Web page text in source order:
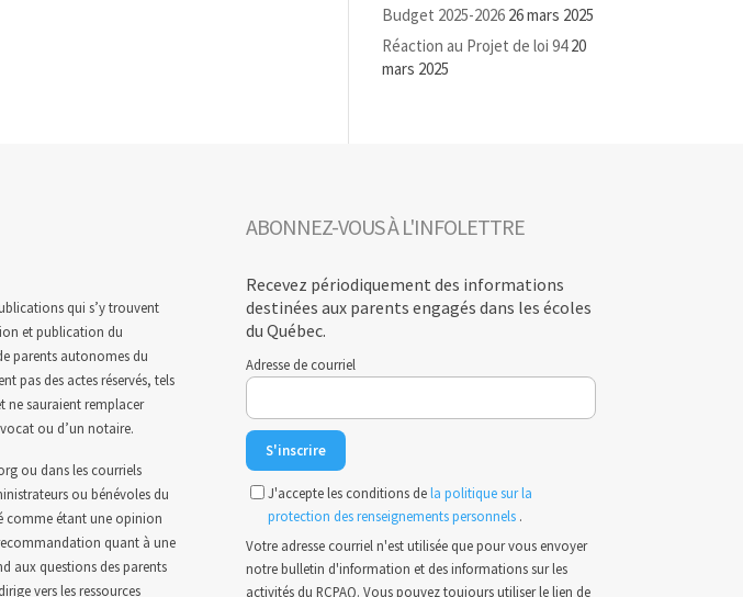
Budget 2025-2026 26 mars 2025
Réaction au Projet de loi 94 20
mars 2025
qui s’y trouvent
et publication du
parents autonomes du
pas des actes réservés, tels
ne sauraient remplacer
ou d’un notaire.
ou dans les courriels
ou bénévoles du
comme étant une opinion
quant à une
aux questions des parents
vers les ressources
ABONNEZ-VOUS À L'INFOLETTRE
Recevez périodiquement des informations
destinées aux parents engagés dans les écoles
du Québec.
Adresse de courriel
J'accepte les conditions dela politique sur la
protection des renseignements personnels .
Votre adresse courriel n'est utilisée que pour vous envoyer
notre bulletin d'information et des informations sur les
activités du RCPAQ. Vous pouvez toujours utiliser le lien de